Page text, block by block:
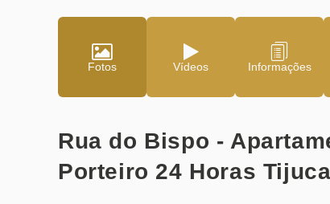
Fotos Vídeos
Rua do Bispo -
Porteiro 24 Horas